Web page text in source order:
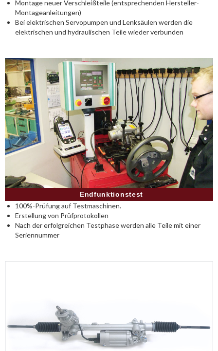
Montage neuer Verschleißteile (entsprechenden Hersteller-
Montageanleitungen)
Bei elektrischen Servopumpen und Lenksäulen werden die
elektrischen und hydraulischen Teile wieder verbunden
Endfunktionstest
100%-Prüfung auf Testmaschinen.
Erstellung von Prüfprotokollen
Nach der erfolgreichen Testphase werden alle Teile mit einer
Seriennummer